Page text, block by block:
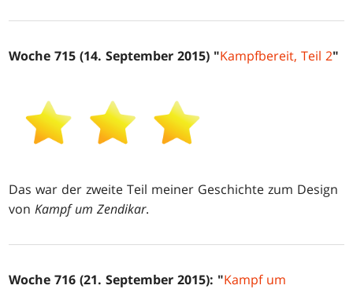
Woche 715 (14. September 2015) "Kampfbereit, Teil 2"
Das war der zweite Teil meiner Geschichte zum Design
vonKampf um Zendikar.
Woche 716 (21. September 2015): "Kampf um